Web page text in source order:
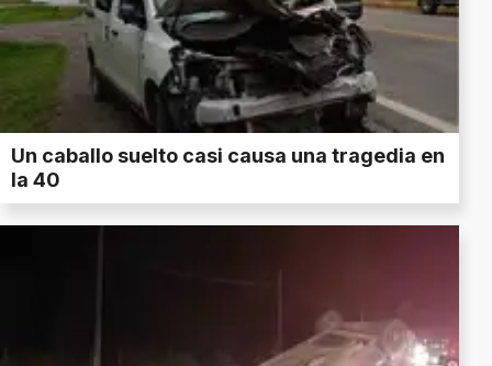
Un caballo suelto casi causa una tragedia en
la 40